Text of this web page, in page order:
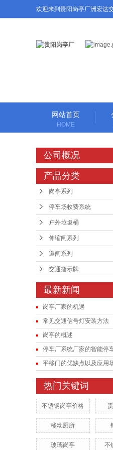
欢迎来到贵阳岗亭厂洲宏达
网站首页
HOME
公司概况
产品分类
岗亭系列
停车场收费系统
户外垃圾桶
伸缩闸系列
道闸系列
交通指示牌
最新新闻
岗亭厂家的机遇
常见交通信号灯安装方法
岗亭的概述
停车厂系统厂家的智能停
平移门的优缺点以及应用
热门关键词
不锈钢岗亭价格
移动厕所
玻璃岗亭 不